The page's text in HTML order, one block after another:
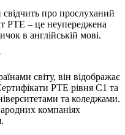
про прослуханий
PTE – це неупереджена
в англійській мові.
світу, він відображає
PTE рівня С1 та
та коледжами.
компаніях